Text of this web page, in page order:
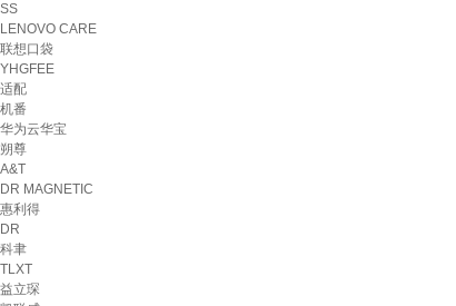
SS
LENOVO CARE
联想口袋
YHGFEE
适配
机番
华为云华宝
朔尊
A&T
DR MAGNETIC
惠利得
DR
科聿
TLXT
益立琛